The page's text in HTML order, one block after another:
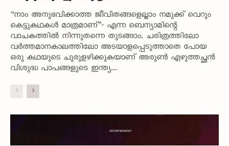
“നാം അനുഭവിക്കാത്ത ജീവിതങ്ങളെല്ലാം നമുക്ക് വെറും
കെട്ടുകഥകൾ മാത്രമാണ്”- എന്ന ബെന്യാമിന്റെ
വാചകത്തിൽ നിന്നുതന്നെ തുടങ്ങാം. ചരിത്രത്തിലോ
വർത്തമാനകാലത്തിലോ അടയാളപ്പെടുത്താതെ പോയ
ഒരു കഥയുടെ ചുരുളഴിക്കുകയാണ് അരുൺ എഴുത്തച്ഛൻ
വിശുദ്ധ പാപങ്ങളുടെ ഇന്ത്യ...